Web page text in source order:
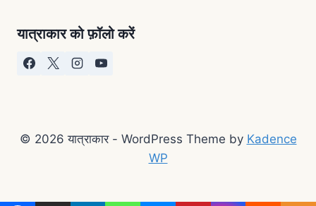
यात्राकार को फ़ॉलो करें
© 2026 यात्राकार - WordPress Theme by Kadence
WP